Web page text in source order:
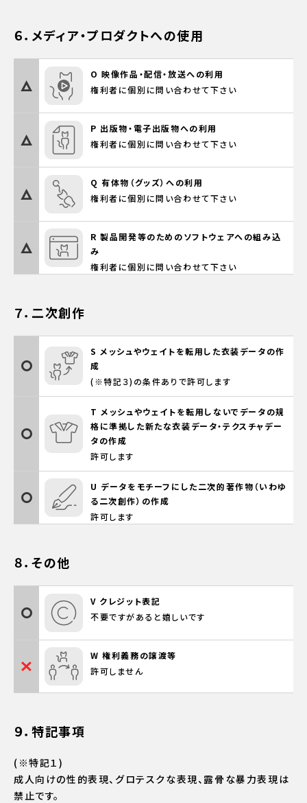
６．メディア・プロダクトへの使用
O 映像作品・配信・放送への利用
権利者に個別に問い合わせて下さい
P 出版物・電子出版物への利用
権利者に個別に問い合わせて下さい
Q 有体物（グッズ）への利用
権利者に個別に問い合わせて下さい
R 製品開発等のためのソフトウェアへの組み込
み
権利者に個別に問い合わせて下さい
７．二次創作
S メッシュやウェイトを転用した衣装データの作
成
(※特記３)の条件ありで許可します
T メッシュやウェイトを転用しないでデータの規
格に準拠した新たな衣装データ・テクスチャデー
タの作成
許可します
U データをモチーフにした二次的著作物（いわゆ
る二次創作）の作成
許可します
８．その他
V クレジット表記
不要ですがあると嬉しいです
W 権利義務の譲渡等
許可しません
９．特記事項
(※特記１)
成人向けの性的表現、グロテスクな表現、露骨な暴力表現は
禁止です。